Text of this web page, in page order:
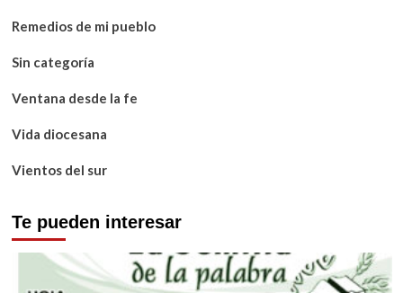
Remedios de mi pueblo
Sin categoría
Ventana desde la fe
Vida diocesana
Vientos del sur
Te pueden interesar